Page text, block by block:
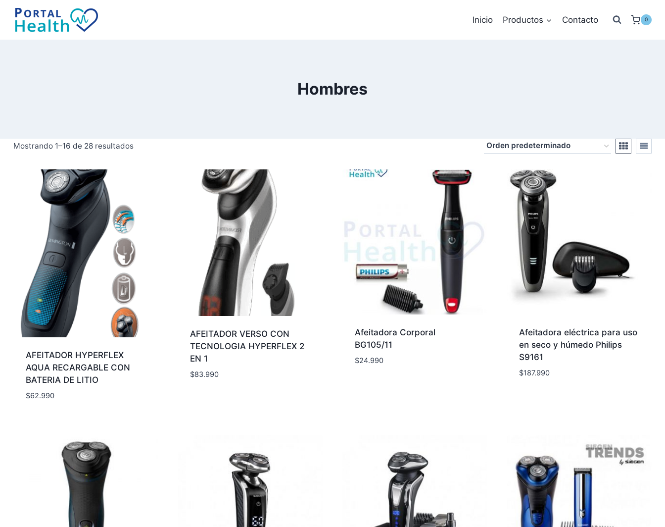
Saltar
contenido
Inicio Productos Contacto 0
Hombres
Mostrando 1–16 de 28 resultados
AFEITADOR HYPERFLEX
AQUA RECARGABLE CON
BATERIA DE LITIO
$62.990
AFEITADOR VERSO CON
TECNOLOGIA HYPERFLEX 2
EN 1
$83.990
Afeitadora Corporal
BG105/11
$24.990
Afeitadora eléctrica para uso
en seco y húmedo Philips
S9161
$187.990